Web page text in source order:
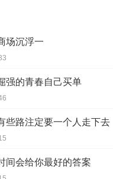
场沉浮一
强的青春自己买单
些路注定要一个人走下去
间会给你最好的答案